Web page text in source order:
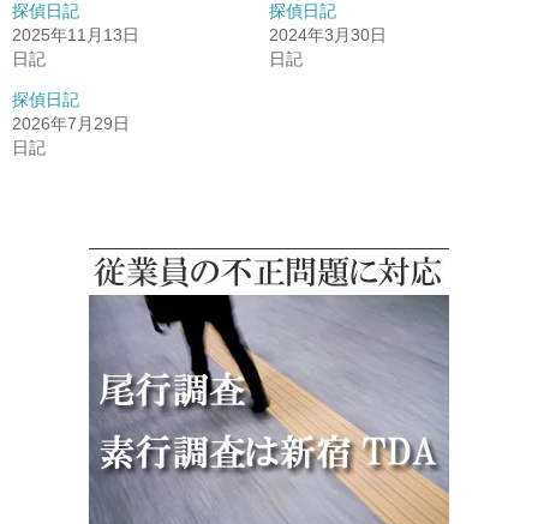
探偵日記
2025年11月13日
日記
探偵日記
2024年3月30日
日記
探偵日記
2026年7月29日
日記